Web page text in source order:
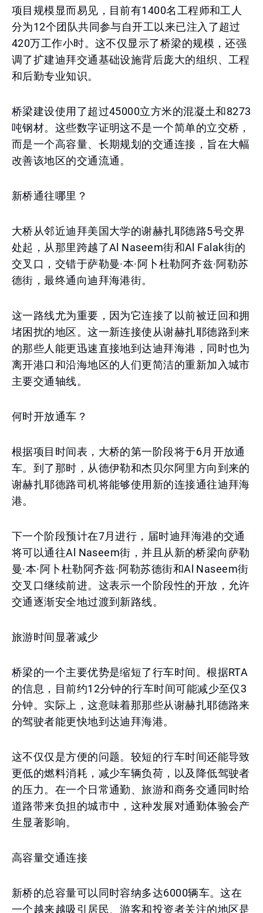
项目规模显而易见，目前有1400名工程师和工人
分为12个团队共同参与自开工以来已注入了超过
420万工作小时。这不仅显示了桥梁的规模，还强
调了扩建迪拜交通基础设施背后庞大的组织、工程
和后勤专业知识。
桥梁建设使用了超过45000立方米的混凝土和8273
吨钢材。这些数字证明这不是一个简单的立交桥，
而是一个高容量、长期规划的交通连接，旨在大幅
改善该地区的交通流通。
新桥通往哪里？
大桥从邻近迪拜美国大学的谢赫扎耶德路5号交界
处起，从那里跨越了Al Naseem街和Al Falak街的
交叉口，交错于萨勒曼·本·阿卜杜勒阿齐兹·阿勒苏
德街，最终通向迪拜海港街。
这一路线尤为重要，因为它连接了以前被迂回和拥
堵困扰的地区。这一新连接使从谢赫扎耶德路到来
的那些人能更迅速直接地到达迪拜海港，同时也为
离开港口和沿海地区的人们更简洁的重新加入城市
主要交通轴线。
何时开放通车？
根据项目时间表，大桥的第一阶段将于6月开放通
车。到了那时，从德伊勒和杰贝尔阿里方向到来的
谢赫扎耶德路司机将能够使用新的连接通往迪拜海
港。
下一个阶段预计在7月进行，届时迪拜海港的交通
将可以通往Al Naseem街，并且从新的桥梁向萨勒
曼·本·阿卜杜勒阿齐兹·阿勒苏德街和Al Naseem街
交叉口继续前进。这表示一个阶段性的开放，允许
交通逐渐安全地过渡到新路线。
旅游时间显著减少
桥梁的一个主要优势是缩短了行车时间。根据RTA
的信息，目前约12分钟的行车时间可能减少至仅3
分钟。实际上，这意味着那那些从谢赫扎耶德路来
的驾驶者能更快地到达迪拜海港。
这不仅仅是方便的问题。较短的行车时间还能导致
更低的燃料消耗，减少车辆负荷，以及降低驾驶者
的压力。在一个日常通勤、旅游和商务交通同时给
道路带来负担的城市中，这种发展对通勤体验会产
生显著影响。
高容量交通连接
新桥的总容量可以同时容纳多达6000辆车。这在
一个越来越吸引居民、游客和投资者关注的地区是